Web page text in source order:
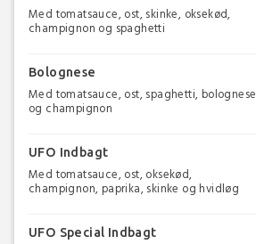
Med tomatsauce, ost, skinke, oksekød,
champignon og spaghetti
Bolognese
Med tomatsauce, ost, spaghetti, bolognese
og champignon
UFO Indbagt
Med tomatsauce, ost, oksekød,
champignon, paprika, skinke og hvidløg
UFO Special Indbagt